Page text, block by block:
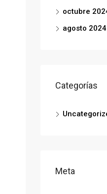
octubre
agosto 2024
Categorías
Meta